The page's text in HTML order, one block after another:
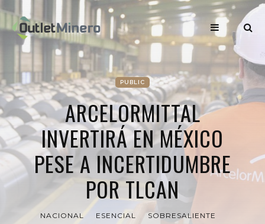
PUBLIC
ARCELORMITTAL
INVERTIRÁ EN MÉXICO
PESE A INCERTIDUMBRE
POR TLCAN
NACIONAL ESENCIAL
SOBRESALIENTE